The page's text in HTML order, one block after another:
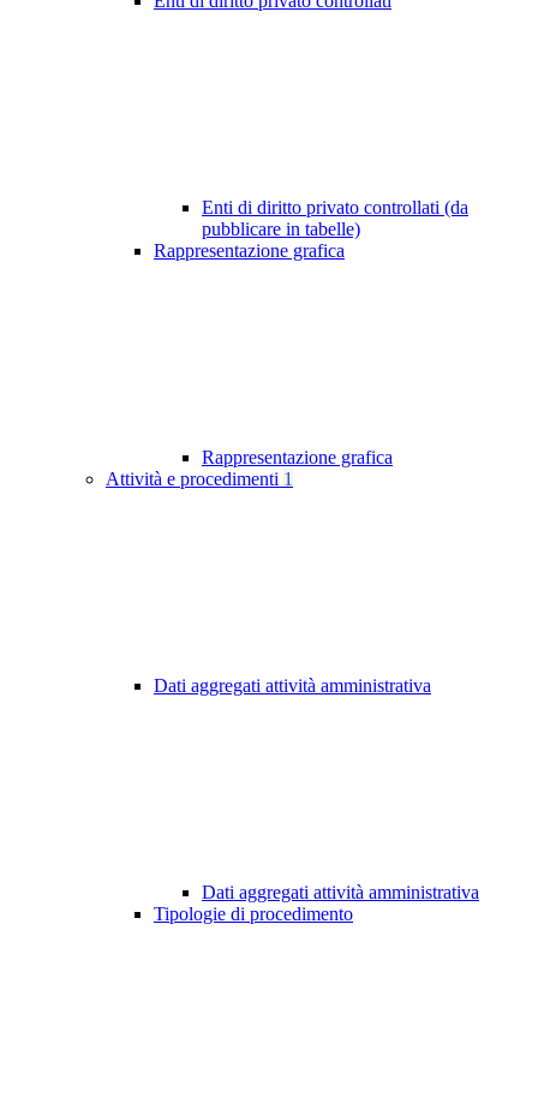
Enti di diritto privato controllati (da
pubblicare in tabelle)
Rappresentazione grafica
Rappresentazione grafica
Attività e procedimenti 1
Dati aggregati attività amministrativa
Dati aggregati attività amministrativa
Tipologie di procedimento